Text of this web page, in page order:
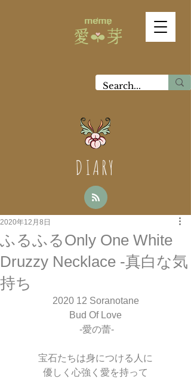
DIARY
ふるふるOnly One White
Druzzy Necklace -真白な気
持ち
2020年12月8日
2020 12 Soranotane
Bud Of Love
-愛の蕾-
宝石たちは身につける人に
優しく心強く愛を持って